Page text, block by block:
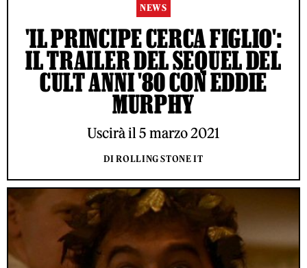
NEWS
'IL PRINCIPE CERCA FIGLIO':
IL TRAILER DEL SEQUEL DEL
CULT ANNI '80 CON EDDIE
MURPHY
Uscirà il 5 marzo 2021
DI ROLLING STONE IT